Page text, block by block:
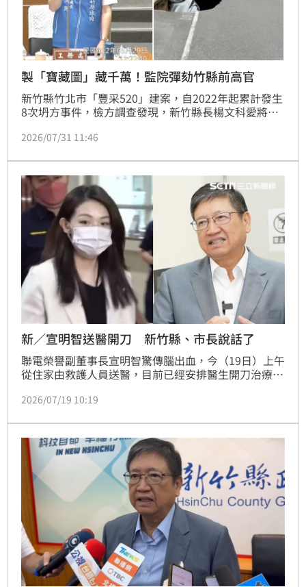
製「寶藏圖」藏千萬！監院彈劾竹縣前高官
新竹縣竹北市「豐采520」建案，自2022年起累計發生
8次坍方事件，檢方調查發現，新竹縣長楊文科愛將，
餘元，江良淵將不法所得藏在排水溝、防潮箱等場所，
等罪判6年6月，監察院認定嚴重違反公務員服務法相關
規定，情節重大，通過彈劾。
2026/07/31 11:46
新／宣明智送醫開刀 新竹縣、市長說話了
聯電榮譽副董事長宣明智驚傳腦出血，今（19日）上午
從住家由救護人員送醫，目前已經安排醫生開刀治療。
2026/07/19 10:19